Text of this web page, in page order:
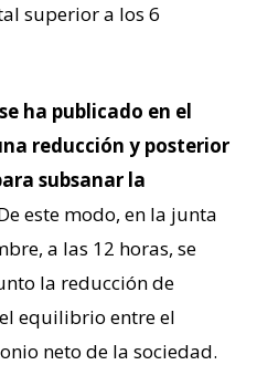
superior a los 6
se ha publicado en el
reducción y posterior
subsanar la
este modo, en la junta
a las 12 horas, se
la reducción de
equilibrio entre el
neto de la sociedad.